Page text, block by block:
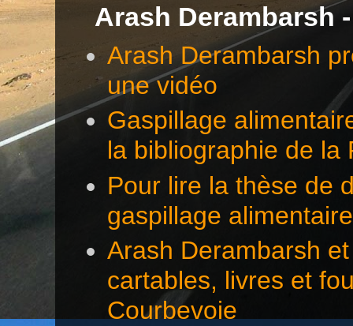
Arash Derambarsh
Arash Derambarsh
une vidéo
Gaspillage
la bibliographie de la
Pour lire la thèse de
gaspillage alimentaire
Arash Derambarsh
cartables, livres et
Courbevoie